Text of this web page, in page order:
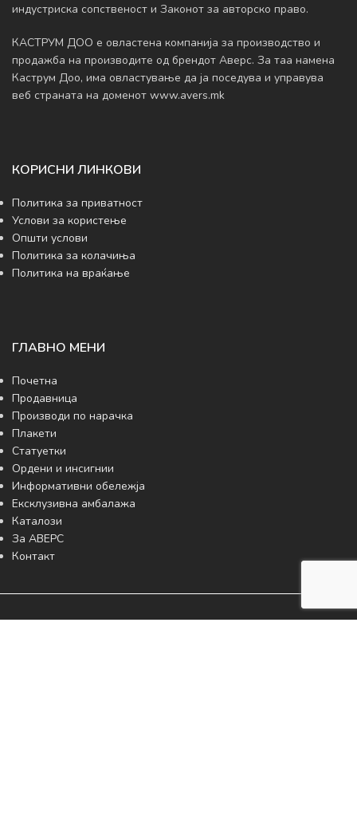
индустриска сопственост и Законот за авторско право.
КАСТРУМ ДОО е овластена компанија за производство и
продажба на производите од брендот Аверс. За таа намена
Каструм Доо, има овластување да ja поседува и управува
веб страната на доменот www.avers.mk
КОРИСНИ ЛИНКОВИ
Политика за приватност
Услови за користење
Општи услови
Политика за колачиња
Политика на враќање
ГЛАВНО МЕНИ
Почетна
Продавница
Производи по нарачка
Плакети
Статуетки
Ордени и инсигнии
Информативни обележја
Ексклузивна амбалажа
Каталози
За АВЕРС
Контакт